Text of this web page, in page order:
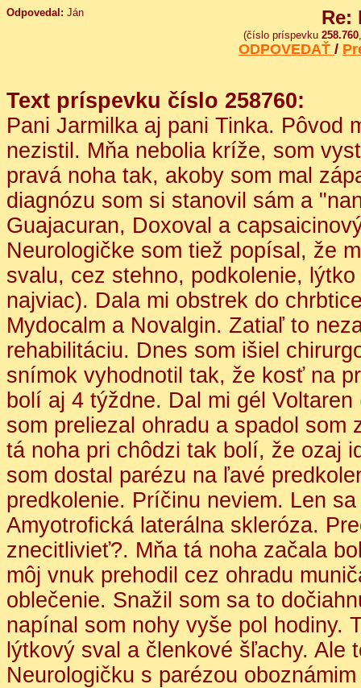
Odpovedal: Ján Re:
(číslo príspevku 258.760
ODPOVEDAŤ /
Text príspevku číslo 258760:
Pani Jarmilka aj pani Tinka. Pôvod
nezistil. Mňa nebolia kríže, som
pravá noha tak, akoby som mal
diagnózu som si stanovil sám a
Guajacuran, Doxoval a
Neurologičke som tiež popísal, že
svalu, cez stehno, podkolenie,
najviac). Dala mi obstrek do
Mydocalm a Novalgin. Zatiaľ to
rehabilitáciu. Dnes som išiel
snímok vyhodnotil tak, že kosť na
bolí aj 4 týždne. Dal mi gél
som preliezal ohradu a spadol som
tá noha pri chôdzi tak bolí, že ozaj
som dostal parézu na ľavé
predkolenie. Príčinu neviem. Len
Amyotrofická laterálna skleróza.
znecitlivieť?. Mňa tá noha začala
môj vnuk prehodil cez ohradu
oblečenie. Snažil som sa to
napínal som nohy vyše pol hodiny.
lýtkový sval a členkové šľachy. Ale
Neurologičku s parézou